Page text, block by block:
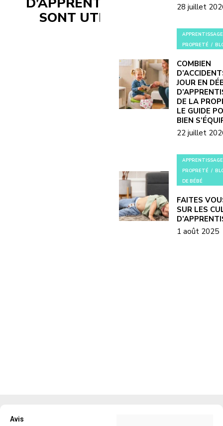
SONT UTILES ?
28 juillet
APPRENTISSAGE
PROPRETÉ
COMBIEN
JOUR EN
DE LA
LE GUIDE
BIEN
22 juillet
APPRENTISSAGE
PROPRETÉ
DE BÉBÉ
FAITES
SUR LES
1 août 2025
Avis